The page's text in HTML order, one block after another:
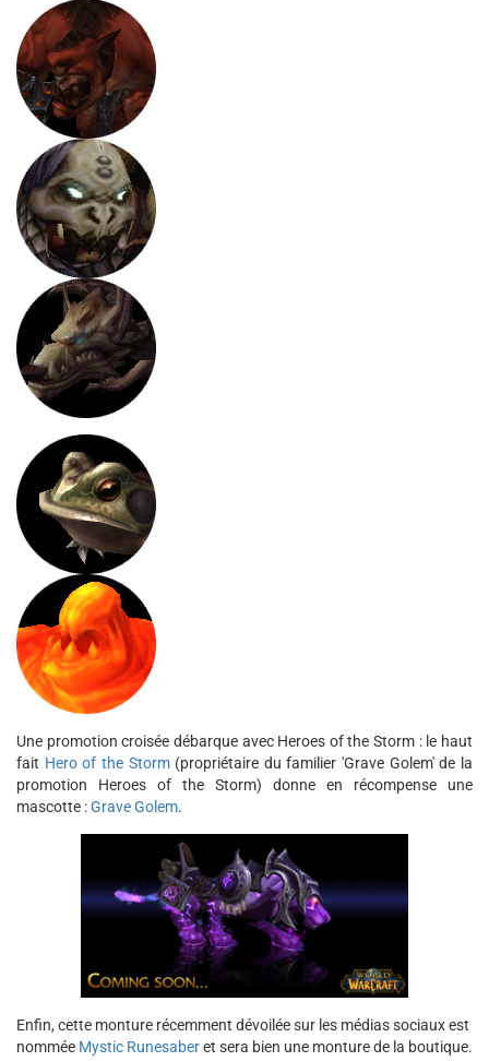
Une promotion croisée débarque avec Heroes of the Storm : le haut
fait Hero of the Storm(propriétaire du familier 'Grave Golem' de la
promotion Heroes of the Storm) donne en récompense une
mascotte :Grave Golem.
Enfin, cette monture récemment dévoilée sur les médias sociaux est
nommée Mystic Runesaberet sera bien une monture de la boutique.